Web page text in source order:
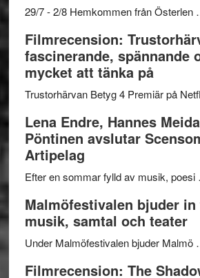
29/7 - 2/8 Hemkommen från Österlen
Filmrecension:
fascinerande, spännande
mycket att tänka på
Trustorhärvan Betyg 4 Premiär på
Lena Endre, Hannes
Pöntinen avslutar
Artipelag
Efter en sommar fylld av musik,
Malmöfestivalen bjuder
musik, samtal och teater
Under Malmöfestivalen bjuder Malmö
Filmrecension: The